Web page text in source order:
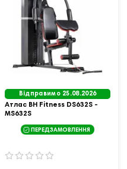
Відправимо 25.08.2026
Атлас BH Fitness DS632S -
MS632S
ПЕРЕДЗАМОВЛЕННЯ